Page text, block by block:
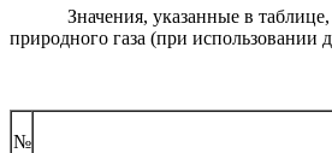
Значения, указанные в таблице,
природного газа (при использовании
№